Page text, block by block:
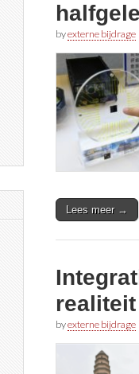
byexterne bijdrage
Lees meer →
byexterne bijdrage